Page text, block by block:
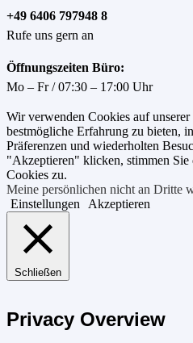
+49 6406 797948 8
Rufe uns gern an
Öffnungszeiten Büro:
Mo – Fr / 07:30 – 17:00 Uhr
Wir verwenden Cookies auf
bestmögliche Erfahrung zu bieten,
Präferenzen und wiederholten
"Akzeptieren" klicken, stimmen
Cookies zu.
Meine persönlichen nicht an Dritte
Einstellungen
Akzeptieren
Schließen
Privacy Overview